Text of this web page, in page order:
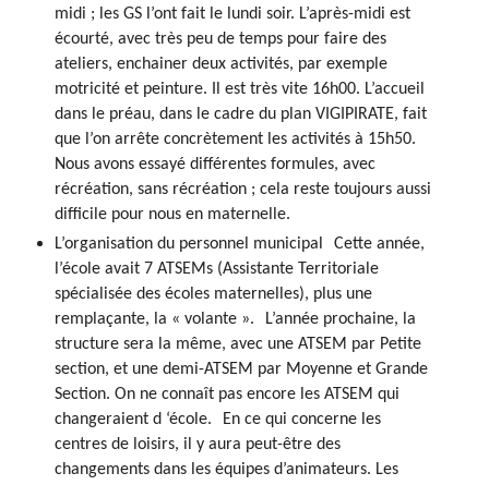
midi ; les GS l’ont fait le lundi soir. L’après-midi est
écourté, avec très peu de temps pour faire des
ateliers, enchainer deux activités, par exemple
motricité et peinture. Il est très vite 16h00. L’accueil
dans le préau, dans le cadre du plan VIGIPIRATE, fait
que l’on arrête concrètement les activités à 15h50.
Nous avons essayé différentes formules, avec
récréation, sans récréation ; cela reste toujours aussi
difficile pour nous en maternelle.
L’organisation du personnel municipal Cette année,
l’école avait 7 ATSEMs (Assistante Territoriale
spécialisée des écoles maternelles), plus une
remplaçante, la « volante ». L’année prochaine, la
structure sera la même, avec une ATSEM par Petite
section, et une demi-ATSEM par Moyenne et Grande
Section. On ne connaît pas encore les ATSEM qui
changeraient d ‘école. En ce qui concerne les
centres de loisirs, il y aura peut-être des
changements dans les équipes d’animateurs. Les